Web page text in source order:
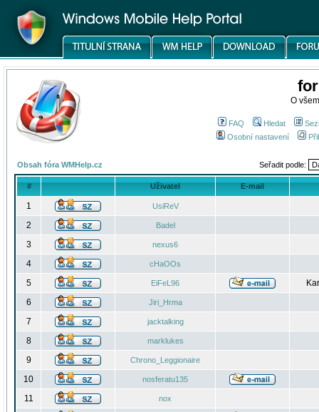
O
FAQ Hledat
Osobní nastavení
Obsah fóra WMHelp.cz Seřadit podle:
# Uživatel E-mail
1 UsiReV
2 Badel
3 nexus6
4 cHaOOs
5 EiFeL96
6
Jiri_Hrma
7 jacktalking
8 marklukes
9 Chrono_Leggionaire
10 nosferatu135
11 nox